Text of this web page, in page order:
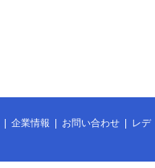
企業情報 お問い合わせ
レデ